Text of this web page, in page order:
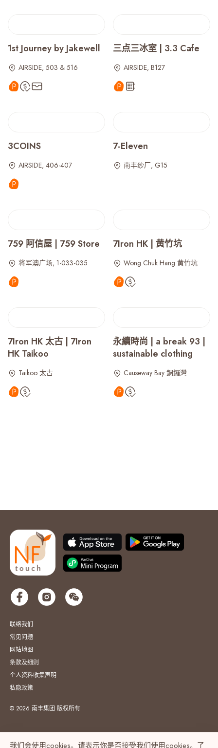
1st Journey by Jakewell
AIRSIDE, 503 & 516
三点三冰室 | 3.3 Cafe
AIRSIDE, B127
3COINS
AIRSIDE, 406-407
7-Eleven
南丰纱厂, G15
759 阿信屋 | 759 Store
将军澳广场, 1-033-035
7Iron HK | 黄竹坑
Wong Chuk Hang 黄竹坑
7Iron HK 太古 | 7Iron
HK Taikoo
Taikoo 太古
永續時尚 | a break 93 |
sustainable clothing
Causeway Bay 銅鑼灣
联络我们
常见问题
网站地图
条款及细则
个人资料收集声明
私隐政策
© 2026 南丰集团 版权所有
我们会使用cookies。请表示你是否接受我们使用cookies。了